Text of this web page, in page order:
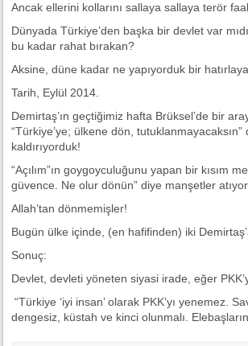
Ancak ellerini kollarını sallaya sallaya terör
Dünyada Türkiye’den başka bir devlet var
bu kadar rahat bırakan?
Aksine, düne kadar ne yapıyorduk bir
Tarih, Eylül 2014.
Demirtaş’ın geçtiğimiz hafta Brüksel’de bir
“Türkiye’ye; ülkene dön,
kaldırıyorduk!
“Açılım”ın goygoyculuğunu yapan bir kısım
güvence. Ne olur dönün” diye manşetler
Allah’tan dönmemişler!
Bugün ülke içinde, (en hafifinden) iki
Sonuç:
Devlet, devleti yöneten siyasi irade, eğer
“Türkiye ‘iyi insan’ olarak PKK’yı yenemez.
dengesiz, küstah ve kinci olunmalı.